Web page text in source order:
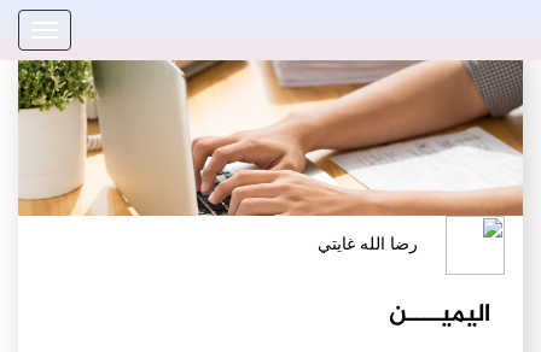
رضا الله غايتي
اليميــــن